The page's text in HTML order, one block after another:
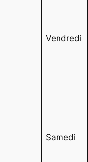
Vendredi
Samedi